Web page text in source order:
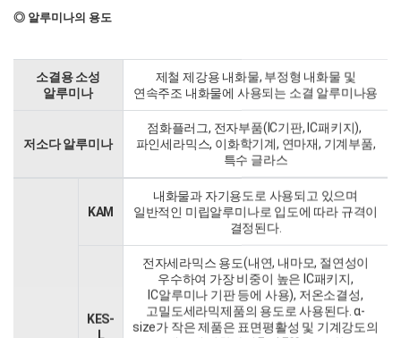
◎ 알루미나의 용도
소결용 소성
알루미나
제철 제강용 내화물, 부정형 내화물 및
연속주조 내화물에 사용되는 소결 알루미나용
저소다 알루미나
점화플러그, 전자부품(IC기판, IC패키지),
파인세라믹스, 이화학기계, 연마재, 기계부품,
특수 글라스
KAM
내화물과 자기용도로 사용되고 있으며
일반적인 미립알루미나로 입도에 따라 규격이
결정된다.
KES-
L
전자세라믹스 용도(내연, 내마모, 절연성이
우수하여 가장 비중이 높은 IC패키지,
IC알루미나 기판 등에 사용), 저온소결성,
고밀도세라믹제품의 용도로 사용된다. α-
size가 작은 제품은 표면평활성 및 기계강도의